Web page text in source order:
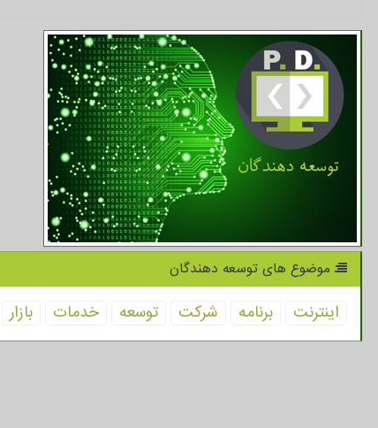
موضوع های توسعه دهندگان
اینترنت برنامه شركت توسعه خدمات بازار